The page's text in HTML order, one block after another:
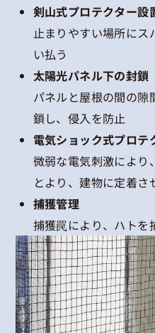
剣山式プロテクター設
止まりやすい場所にス
い払う
太陽光パネル下の封鎖
パネルと屋根の間の隙
鎖し、侵入を防止
電気ショック式プロテ
微弱な電気刺激により
とより、建物に定着さ
捕獲管理
捕獲罠により、ハトを